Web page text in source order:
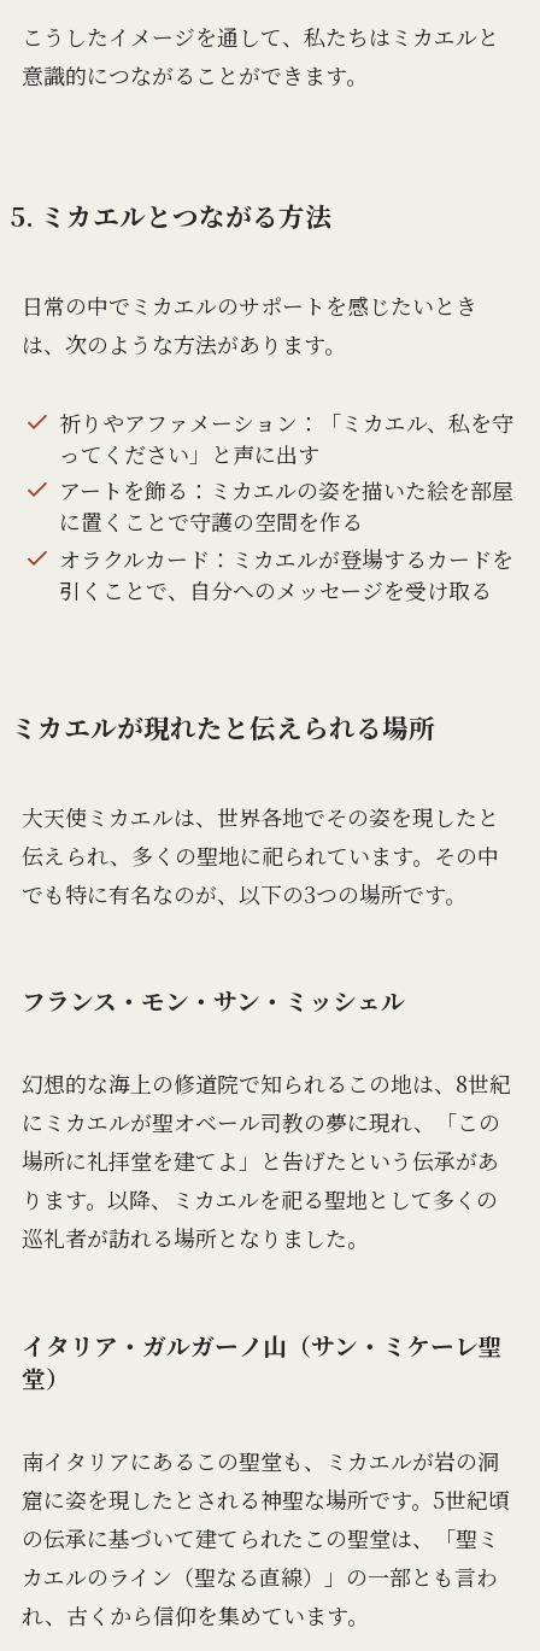
こうしたイメージを通して、私たちはミカエルと
意識的につながることができます。
5. ミカエルとつながる方法
日常の中でミカエルのサポートを感じたいとき
は、次のような方法があります。
祈りやアファメーション：「ミカエル、私を守
ってください」と声に出す
アートを飾る：ミカエルの姿を描いた絵を部屋
に置くことで守護の空間を作る
オラクルカード：ミカエルが登場するカードを
引くことで、自分へのメッセージを受け取る
ミカエルが現れたと伝えられる場所
大天使ミカエルは、世界各地でその姿を現したと
伝えられ、多くの聖地に祀られています。その中
でも特に有名なのが、以下の3つの場所です。
フランス・モン・サン・ミッシェル
幻想的な海上の修道院で知られるこの地は、8世紀
にミカエルが聖オベール司教の夢に現れ、「この
場所に礼拝堂を建てよ」と告げたという伝承があ
ります。以降、ミカエルを祀る聖地として多くの
巡礼者が訪れる場所となりました。
イタリア・ガルガーノ山（サン・ミケーレ聖
堂）
南イタリアにあるこの聖堂も、ミカエルが岩の洞
窟に姿を現したとされる神聖な場所です。5世紀頃
の伝承に基づいて建てられたこの聖堂は、「聖ミ
カエルのライン（聖なる直線）」の一部とも言わ
れ、古くから信仰を集めています。